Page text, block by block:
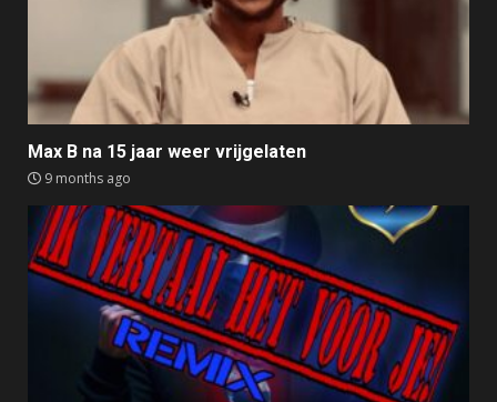
Max B na 15 jaar weer vrijgelaten
9 months ago